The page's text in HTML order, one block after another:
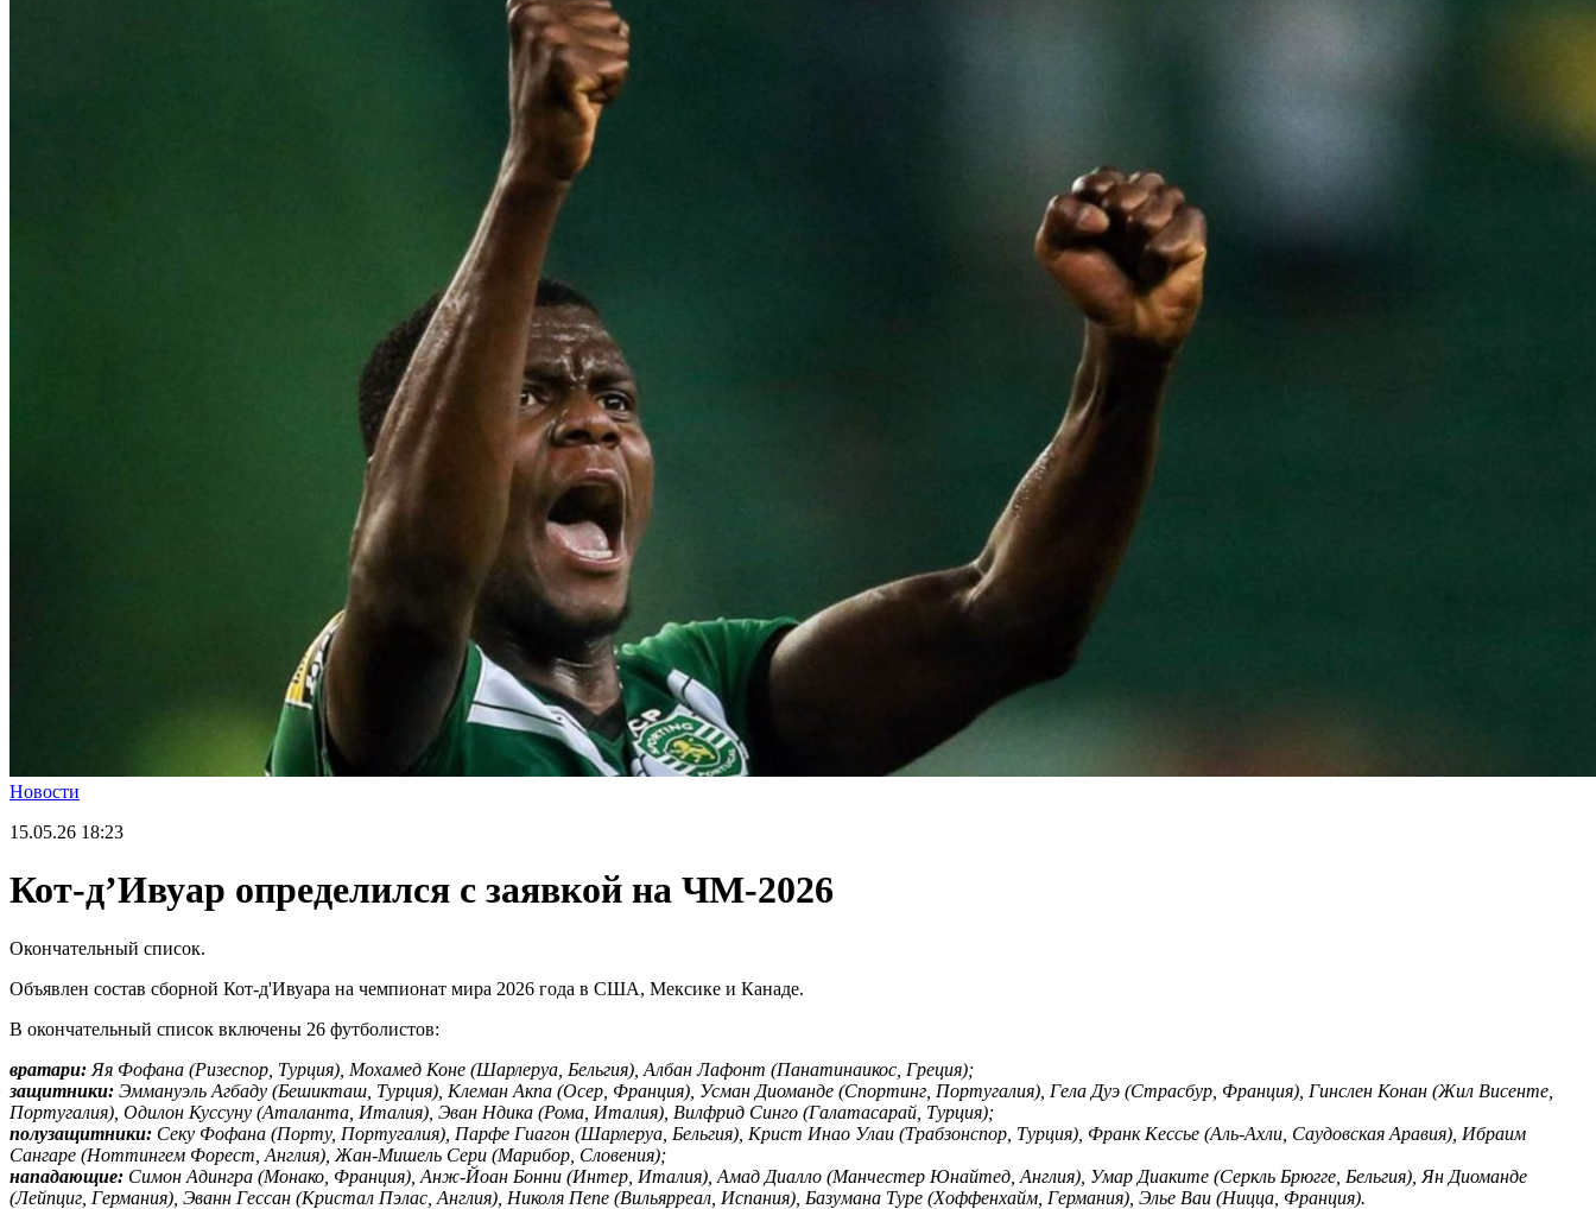
Новости
15.05.26 18:23
Кот-д’Ивуар определился с заявкой на ЧМ-2026
Окончательный список.
Объявлен состав сборной Кот-д'Ивуара на чемпионат мира 2026 года в США, Мексике и Канаде.
В окончательный список включены 26 футболистов:
вратари: Яя Фофана (Ризеспор, Турция), Мохамед Коне (Шарлеруа, Бельгия), Албан Лафонт (Панатинаикос, Греция);
защитники: Эммануэль Агбаду (Бешикташ, Турция), Клеман Акпа (Осер, Франция), Усман Диоманде (Спортинг, Португалия), Гела Дуэ (Страсбур, Франция), Гинслен Конан (Жил Висенте,
Португалия), Одилон Куссуну (Аталанта, Италия), Эван Ндика (Рома, Италия), Вилфрид Синго (Галатасарай, Турция);
полузащитники: Секу Фофана (Порту, Португалия), Парфе Гиагон (Шарлеруа, Бельгия), Крист Инао Улаи (Трабзонспор, Турция), Франк Кессье (Аль-Ахли, Саудовская Аравия), Ибраим
Сангаре (Ноттингем Форест, Англия), Жан-Мишель Сери (Марибор, Словения);
нападающие: Симон Адингра (Монако, Франция), Анж-Йоан Бонни (Интер, Италия), Амад Диалло (Манчестер Юнайтед, Англия), Умар Диаките (Серкль Брюгге, Бельгия), Ян Диоманде
(Лейпциг, Германия), Эванн Гессан (Кристал Пэлас, Англия), Николя Пепе (Вильярреал, Испания), Базумана Туре (Хоффенхайм, Германия), Элье Ваи (Ницца, Франция).